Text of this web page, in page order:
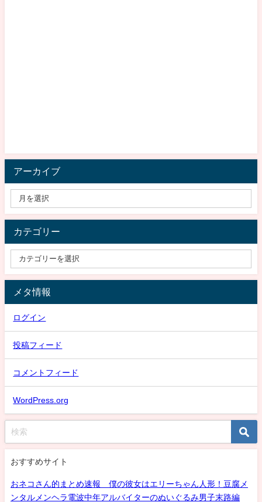
アーカイブ
カテゴリー
メタ情報
ログイン
投稿フィード
コメントフィード
WordPress.org
おすすめサイト
おネコさん的まとめ速報 僕の彼女はエリーちゃん人形！豆腐メ
ンタルメンヘラ電波中年アルバイターのぬいぐるみ男子末路編